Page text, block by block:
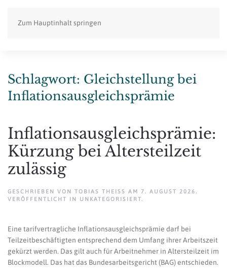
Zum Hauptinhalt springen
Schlagwort: Gleichstellung bei
Inflationsausgleichsprämie
Inflationsausgleichsprämie:
Kürzung bei Altersteilzeit
zulässig
GESCHRIEBEN VON TOBIAS THEISS AM 7. AUGUST 2026 .
VERÖFFENTLICHT IN UNKATEGORISIERT.
Eine tarifvertragliche Inflationsausgleichsprämie darf bei
Teilzeitbeschäftigten entsprechend dem Umfang ihrer Arbeitszeit
gekürzt werden. Das gilt auch für Arbeitnehmer in Altersteilzeit im
Blockmodell. Das hat das Bundesarbeitsgericht (BAG) entschieden.